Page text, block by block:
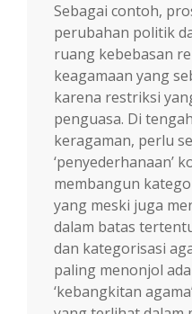
Sebagai contoh,
perubahan politik
ruang kebebasan
keagamaan yang
karena restriksi
penguasa. Di
keragaman, perlu
‘penyederhanaan’
membangun
yang meski juga
dalam batas
dan kategorisasi
paling menonjol
‘kebangkitan